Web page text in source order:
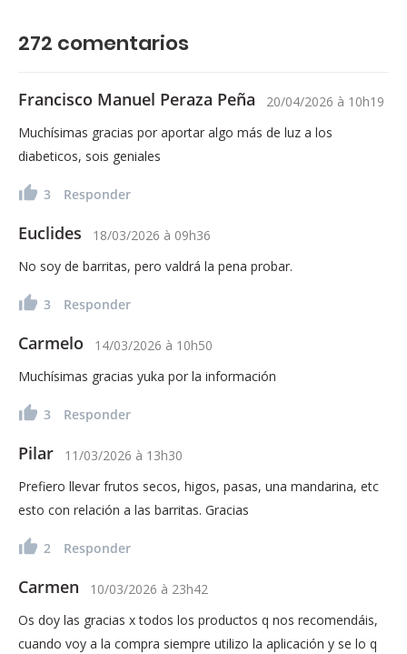
272 comentarios
Francisco Manuel Peraza Peña 20/04/2026 à 10h19
Muchísimas gracias por aportar algo más de luz a los
diabeticos, sois geniales
3 Responder
Euclides 18/03/2026 à 09h36
No soy de barritas, pero valdrá la pena probar.
3 Responder
Carmelo 14/03/2026 à 10h50
Muchísimas gracias yuka por la información
3 Responder
Pilar 11/03/2026 à 13h30
Prefiero llevar frutos secos, higos, pasas, una mandarina, etc
esto con relación a las barritas. Gracias
2 Responder
Carmen 10/03/2026 à 23h42
Os doy las gracias x todos los productos q nos recomendáis,
cuando voy a la compra siempre utilizo la aplicación y se lo q